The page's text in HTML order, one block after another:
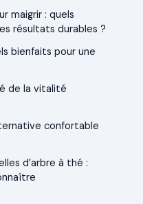
maigrir : quels
résultats durables ?
bienfaits pour une
de la vitalité
confortable
d’arbre à thé :